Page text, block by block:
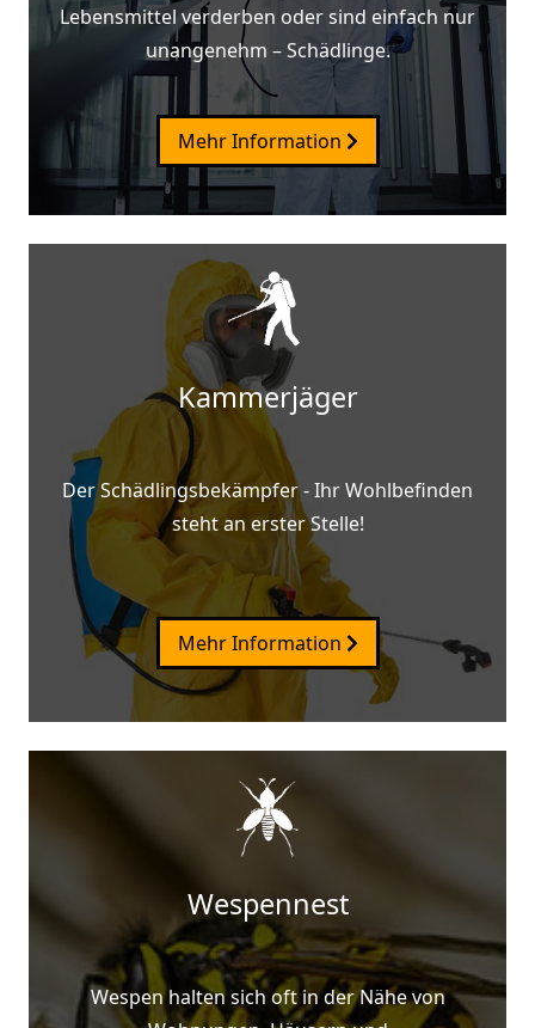
Lebensmittel verderben oder sind einfach nur
unangenehm – Schädlinge.
Mehr Information
Kammerjäger
Der Schädlingsbekämpfer - Ihr Wohlbefinden
steht an erster Stelle!
Mehr Information
Wespennest
Wespen halten sich oft in der Nähe von